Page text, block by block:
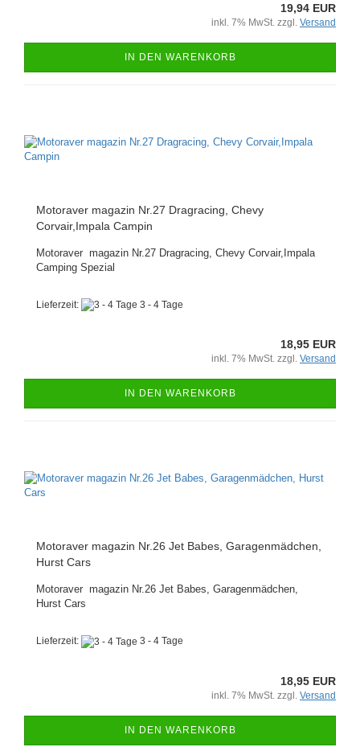
19,94 EUR
inkl. 7% MwSt. zzgl. Versand
IN DEN WARENKORB
Motoraver magazin Nr.27 Dragracing, Chevy
Corvair,Impala Campin
Motoraver magazin Nr.27 Dragracing, Chevy Corvair,Impala
Camping Spezial
Lieferzeit: 3 - 4 Tage
18,95 EUR
inkl. 7% MwSt. zzgl. Versand
IN DEN WARENKORB
Motoraver magazin Nr.26 Jet Babes, Garagenmädchen,
Hurst Cars
Motoraver magazin Nr.26 Jet Babes, Garagenmädchen,
Hurst Cars
Lieferzeit: 3 - 4 Tage
18,95 EUR
inkl. 7% MwSt. zzgl. Versand
IN DEN WARENKORB